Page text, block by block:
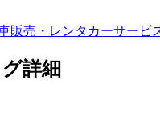
販売・レンタカーサービ
詳細